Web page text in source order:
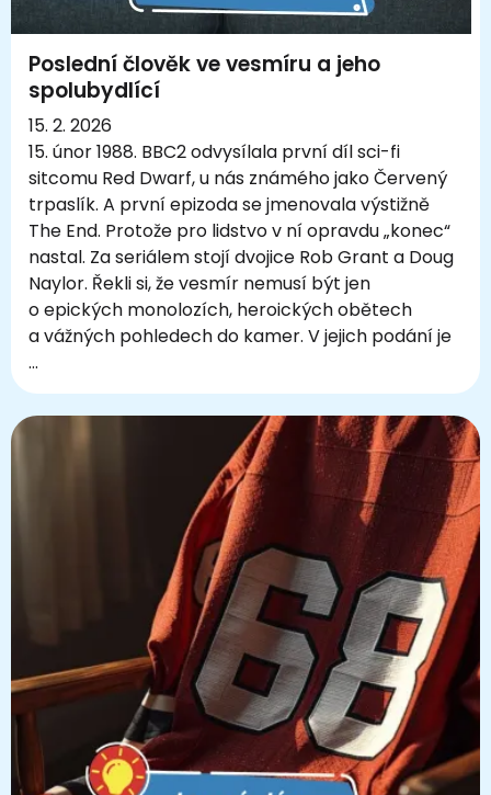
Poslední člověk ve vesmíru a jeho
spolubydlící
15. 2. 2026
15. únor 1988. BBC2 odvysílala první díl sci-fi
sitcomu Red Dwarf, u nás známého jako Červený
trpaslík. A první epizoda se jmenovala výstižně
The End. Protože pro lidstvo v ní opravdu „konec“
nastal. Za seriálem stojí dvojice Rob Grant a Doug
Naylor. Řekli si, že vesmír nemusí být jen
o epických monolozích, heroických obětech
a vážných pohledech do kamer. V jejich podání je
…